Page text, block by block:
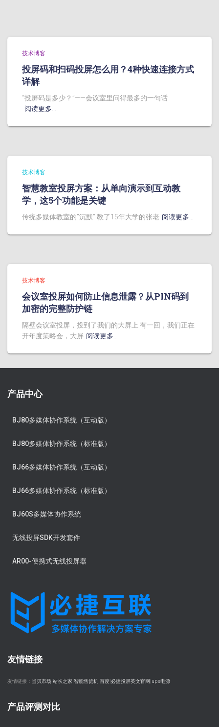
技术博客
投屏码和扫码投屏怎么用？4种快速连接方式
详解
“投屏码是多少？”——会议室里问得最多的一句话
阅读更多…
技术博客
智慧教室投屏方案：从单向演示到互动教
学，这5个功能是关键
传统多媒体教室的”沉默” 教了15年大学的张老 阅读更多…
技术博客
会议室投屏如何防止信息泄露？从PIN码到
加密的完整防护链
隔壁会议室投屏，投到了我们的大屏上 有一回，我们正在
开年度策略会，大屏 阅读更多…
产品中心
BJ80多媒体协作系统（互动版）
BJ80多媒体协作系统（标准版）
BJ66多媒体协作系统（互动版）
BJ66多媒体协作系统（标准版）
BJ60S多媒体协作系统
无线投屏SDK开发套件
AR00-便携式无线投屏器
友情链接
友情链接： 当贝市场 站长之家 智能售货机 百度 必捷投屏英文官网 ups电源
产品评测对比